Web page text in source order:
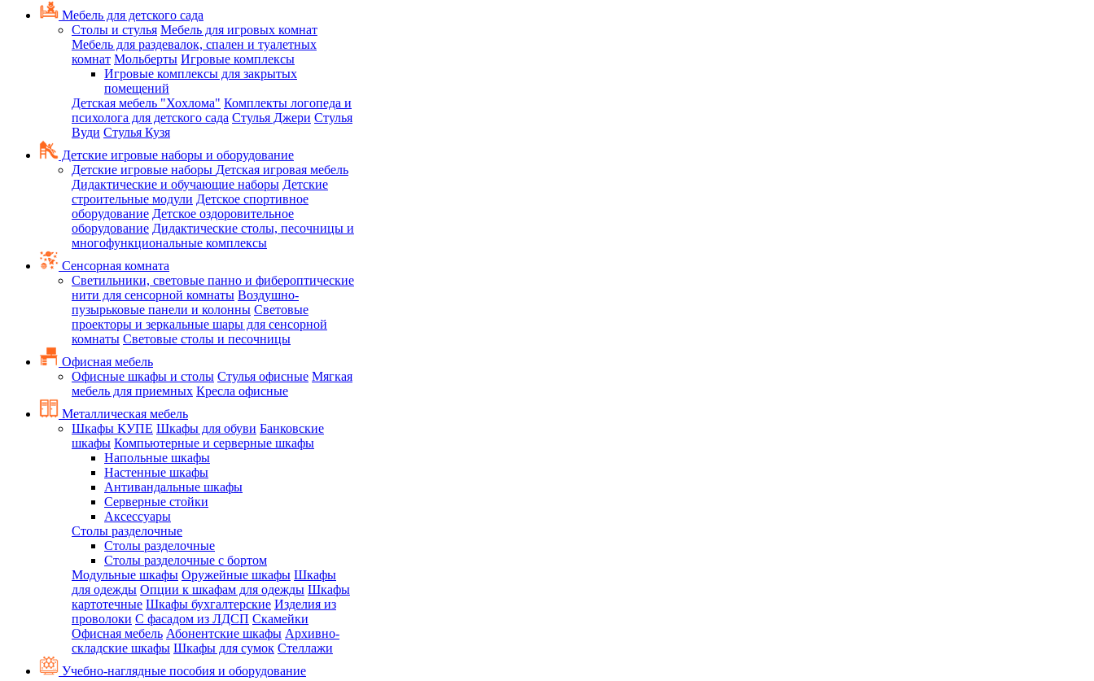
Мебель для детского сада
Столы и стулья Мебель для игровых комнат
Мебель для раздевалок, спален и туалетных
комнат Мольберты Игровые комплексы
Игровые комплексы для закрытых
помещений
Детская мебель "Хохлома" Комплекты логопеда и
психолога для детского сада Стулья Джери Стулья
Вуди Стулья Кузя
Детские игровые наборы и оборудование
Детские игровые наборы Детская игровая мебель
Дидактические и обучающие наборы Детские
строительные модули Детское спортивное
оборудование Детское оздоровительное
оборудование Дидактические столы, песочницы и
многофункциональные комплексы
Сенсорная комната
Светильники, световые панно и фибероптические
нити для сенсорной комнаты Воздушно-
пузырьковые панели и колонны Световые
проекторы и зеркальные шары для сенсорной
комнаты Световые столы и песочницы
Офисная мебель
Офисные шкафы и столы Стулья офисные Мягкая
мебель для приемных Кресла офисные
Металлическая мебель
Шкафы КУПЕ Шкафы для обуви Банковские
шкафы Компьютерные и серверные шкафы
Напольные шкафы
Настенные шкафы
Антивандальные шкафы
Серверные стойки
Аксессуары
Столы разделочные
Столы разделочные
Столы разделочные с бортом
Модульные шкафы Оружейные шкафы Шкафы
для одежды Опции к шкафам для одежды Шкафы
картотечные Шкафы бухгалтерские Изделия из
проволоки С фасадом из ЛДСП Скамейки
Офисная мебель Абонентские шкафы Архивно-
складские шкафы Шкафы для сумок Стеллажи
Учебно-наглядные пособия и оборудование